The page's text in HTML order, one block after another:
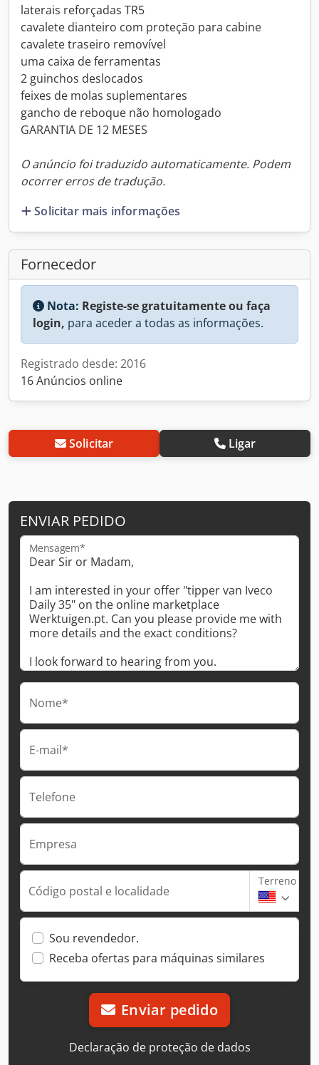
laterais reforçadas TR5
cavalete dianteiro com proteção para cabine
cavalete traseiro removível
uma caixa de ferramentas
2 guinchos deslocados
feixes de molas suplementares
gancho de reboque não homologado
GARANTIA DE 12 MESES
O anúncio foi traduzido automaticamente. Podem
ocorrer erros de tradução.
Solicitar mais informações
Fornecedor
Nota: Registe-se gratuitamente ou faça
login, para aceder a todas as informações.
Registrado desde: 2016
16 Anúncios online
Solicitar Ligar
ENVIAR PEDIDO
Mensagem*
Nome*
E-mail*
Telefone
Empresa
Código postal e localidade
Terreno
Sou revendedor.
Receba ofertas para máquinas similares
Enviar pedido
Declaração de proteção de dados